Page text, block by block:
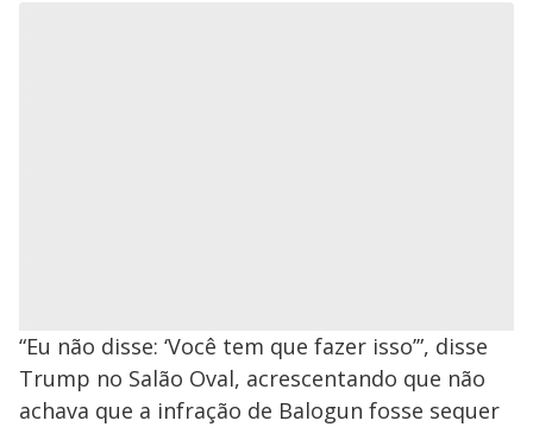
“Eu não disse: ‘Você tem que fazer isso’”, disse
Trump no Salão Oval, acrescentando que não
achava que a infração de Balogun fosse sequer